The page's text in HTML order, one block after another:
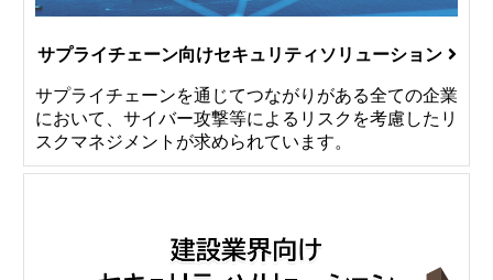
サプライチェーン向けセキュリティソリューション
サプライチェーンを通じてつながりがある全ての企業
において、サイバー攻撃等によるリスクを考慮したリ
スクマネジメントが求められています。